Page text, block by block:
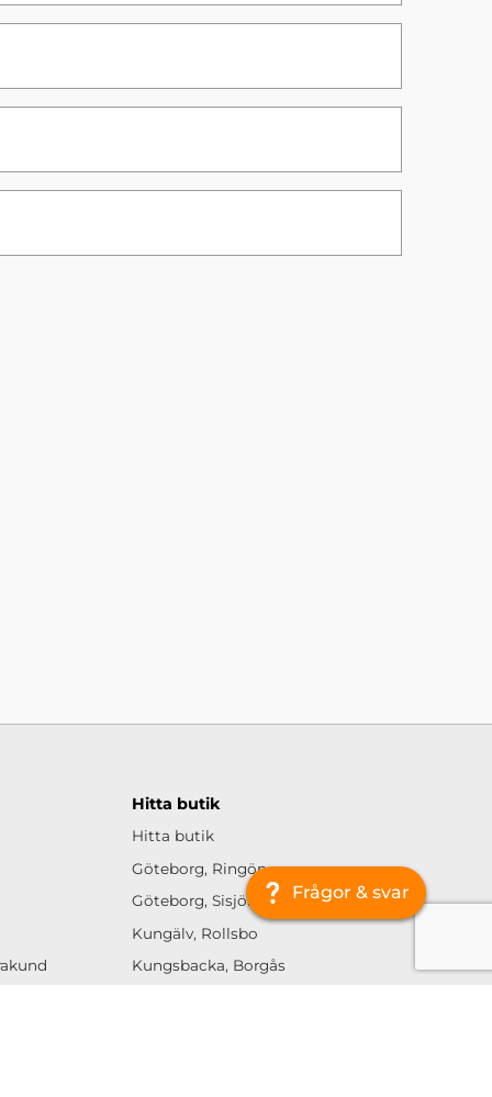
Hitta butik
Hitta butik
Göteborg, Ringön
Göteborg, Sisjön
Kungälv, Rollsbo
Kungsbacka, Borgås
Frågor & svar